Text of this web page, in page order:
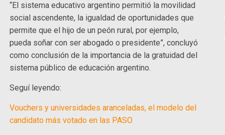
“El sistema educativo argentino permitió la movilidad
social ascendente, la igualdad de oportunidades que
permite que el hijo de un peón rural, por ejemplo,
pueda soñar con ser abogado o presidente”, concluyó
como conclusión de la importancia de la gratuidad del
sistema público de educación argentino.
Seguí leyendo:
Vouchers y universidades aranceladas, el modelo del
candidato más votado en las PASO